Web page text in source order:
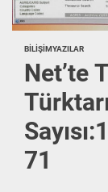
BILIŞIMYAZILAR
Net’te
71